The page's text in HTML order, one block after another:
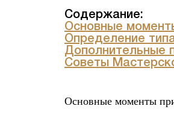
Содержание:
Основные
Определение
Дополнительные
Советы
Основные моменты